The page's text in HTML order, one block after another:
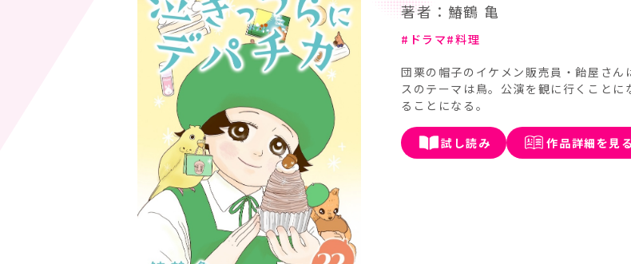
著者：鰆鶴 亀
ドラマ 料理
団栗の帽子のイケメン販売員・飴屋さ
スのテーマは鳥。公演を観に行くこと
ることになる。
試し読み 作品詳細を見る